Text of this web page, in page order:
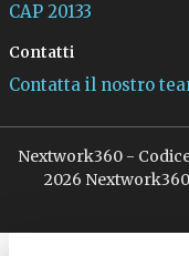
CAP 20133
Contatti
Contatta il nostro
Nextwork360 -
2026